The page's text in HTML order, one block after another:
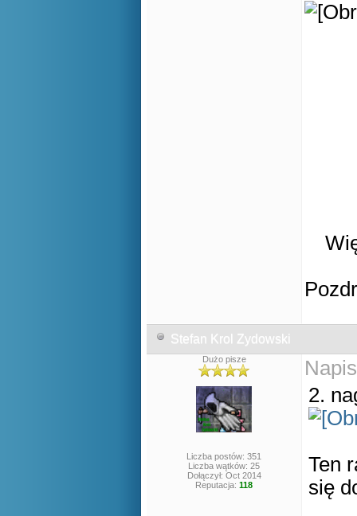
Stefan Krol Zydowski
Dużo pisze
Liczba postów: 351
Liczba wątków: 25
Dołączył: Oct 2014
Reputacja: 118
2.
Ten
się